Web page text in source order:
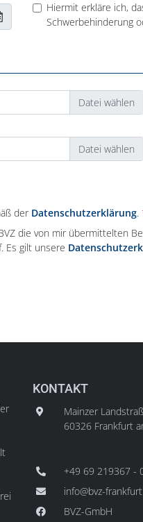
Hiermit erkläre ich,
Schwerbehinderung
der Datenschutzerklärung.
die von mir übermittelten
Es gilt unsere
KONTAKT
Mainzer
60326 Frankfurt
+49 69 219367 -
info@bvz-
BVZ-GmbH